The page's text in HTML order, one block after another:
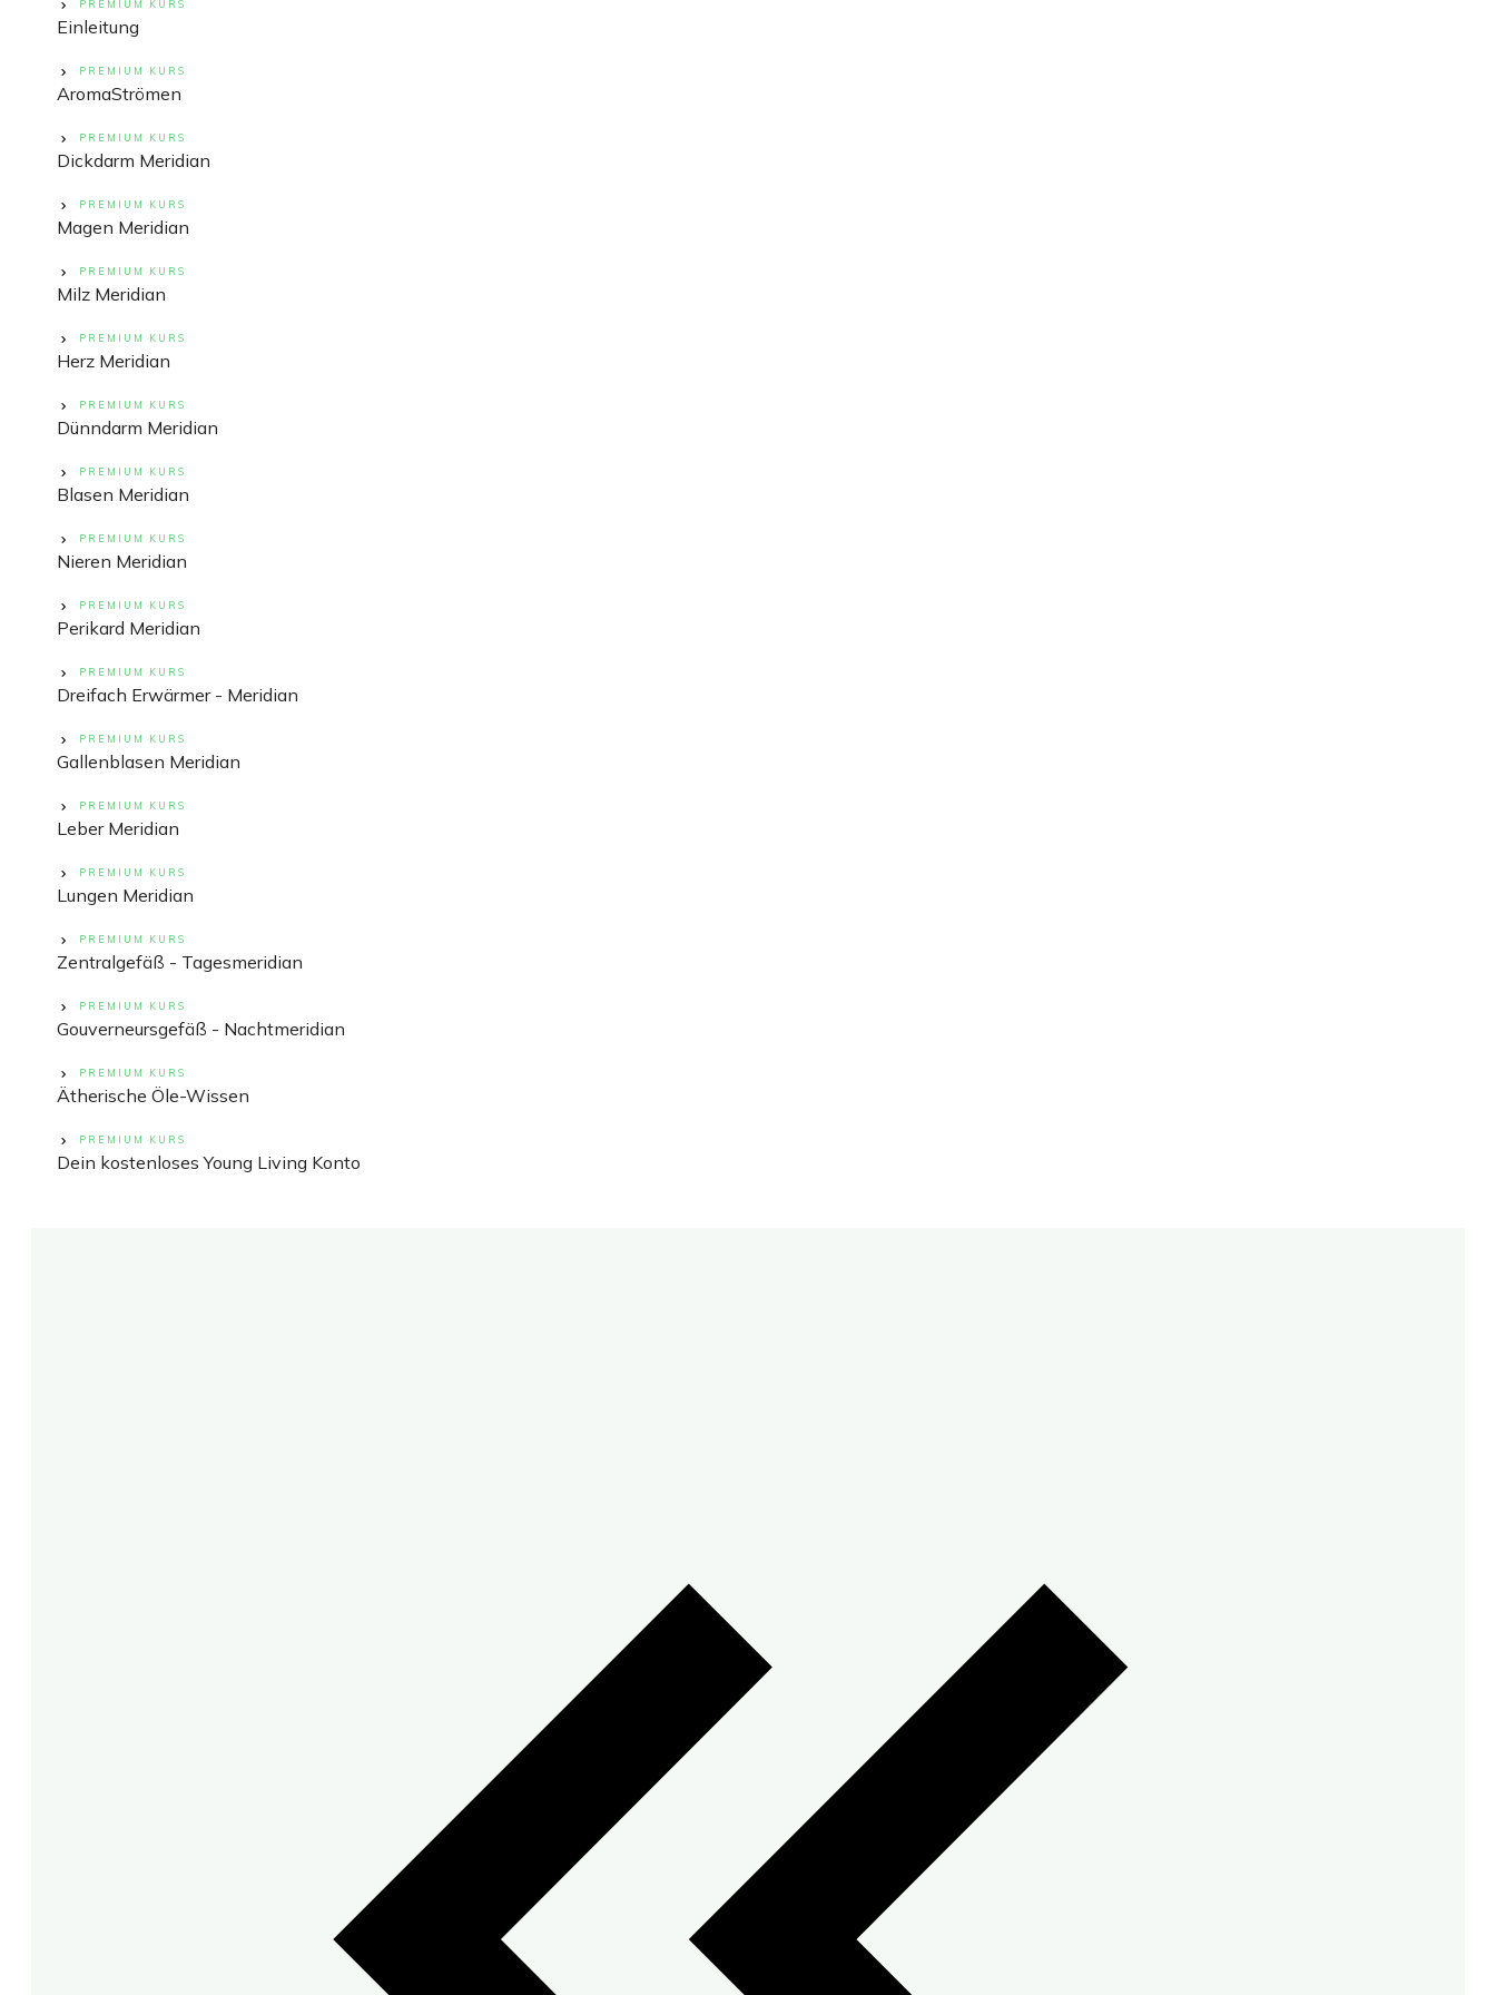
PREMIUM KURS
Einleitung
PREMIUM KURS
AromaStrömen
PREMIUM KURS
Dickdarm Meridian
PREMIUM KURS
Magen Meridian
PREMIUM KURS
Milz Meridian
PREMIUM KURS
Herz Meridian
PREMIUM KURS
Dünndarm Meridian
PREMIUM KURS
Blasen Meridian
PREMIUM KURS
Nieren Meridian
PREMIUM KURS
Perikard Meridian
PREMIUM KURS
Dreifach Erwärmer - Meridian
PREMIUM KURS
Gallenblasen Meridian
PREMIUM KURS
Leber Meridian
PREMIUM KURS
Lungen Meridian
PREMIUM KURS
Zentralgefäß - Tagesmeridian
PREMIUM KURS
Gouverneursgefäß - Nachtmeridian
PREMIUM KURS
Ätherische Öle-Wissen
PREMIUM KURS
Dein kostenloses Young Living Konto